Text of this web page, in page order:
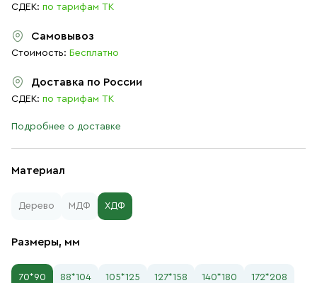
Материал
Дерево МДФ ХДФ
Размеры, мм
70*90 88*104 105*125 127*158 140*180 172*208
СДЕК: по тарифам ТК
Самовывоз
Стоимость: Бесплатно
Доставка по России
СДЕК: по тарифам ТК
Подробнее о доставке